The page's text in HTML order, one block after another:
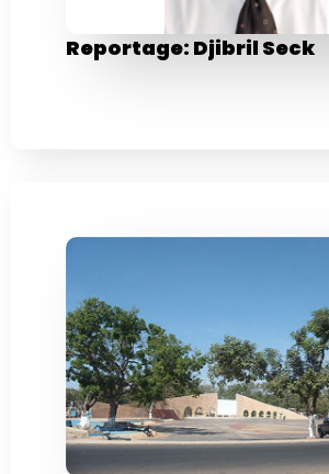
Reportage: Djibril Seck